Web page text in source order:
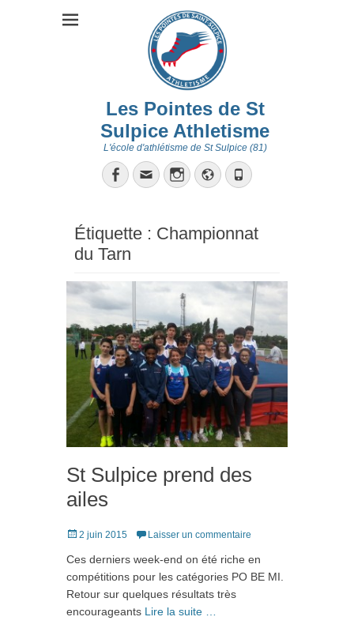
Les Pointes de St
Sulpice Athletisme
L'école d'athlétisme de St Sulpice (81)
Facebook
EmailInstagram
Site
web
Tél
Étiquette : Championnat
du Tarn
St Sulpice prend des
ailes
Posté2 juin 2015 Laisser un commentaire
Ces derniers week-end on été riche en
compétitions pour les catégories PO BE MI.
Retour sur quelques résultats très
encourageants Lire la suite …